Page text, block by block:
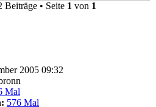
Beiträge • Seite 1 von 1
2005 09:32
Mal
576 Mal